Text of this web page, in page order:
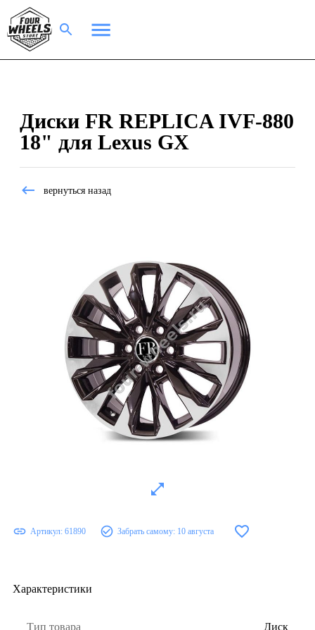
Диски FR REPLICA IVF-880
18" для Lexus GX
вернуться назад
Артикул: 61890 Забрать самому: 10 августа
Характеристики
Тип товара Диск